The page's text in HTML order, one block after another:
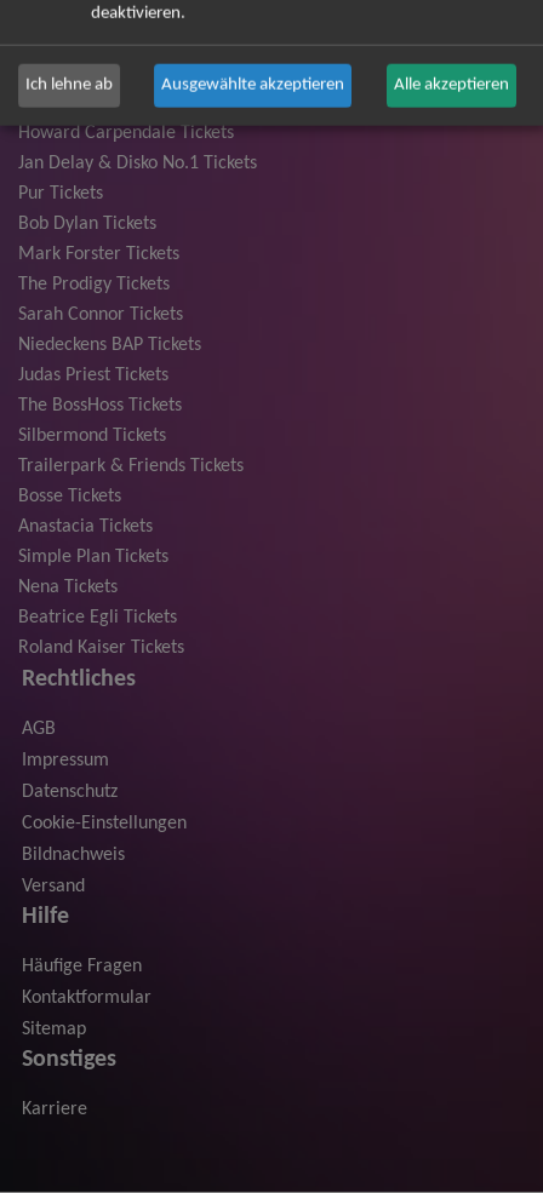
Andreas Gabalier Tickets
Die Fantastischen Vier Tickets
Herbert Grönemeyer Tickets
Deep Purple Tickets
Howard Carpendale Tickets
Jan Delay & Disko No.1 Tickets
Pur Tickets
Bob Dylan Tickets
Mark Forster Tickets
The Prodigy Tickets
Sarah Connor Tickets
Niedeckens BAP Tickets
Judas Priest Tickets
The BossHoss Tickets
Silbermond Tickets
Trailerpark & Friends Tickets
Bosse Tickets
Anastacia Tickets
Simple Plan Tickets
Nena Tickets
Beatrice Egli Tickets
Roland Kaiser Tickets
Rechtliches
AGB
Impressum
Datenschutz
Cookie-Einstellungen
Bildnachweis
Versand
Hilfe
Häufige Fragen
Kontaktformular
Sitemap
Sonstiges
Karriere
deaktivieren.
Ich lehne ab Ausgewählte akzeptieren Alle akzeptieren